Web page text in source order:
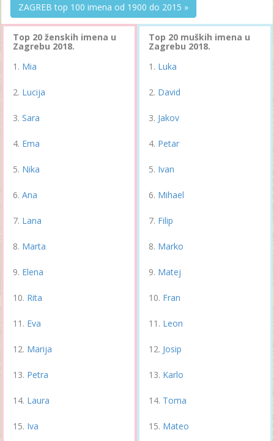
ZAGREB top 100 imena od 1900 do 2015 »
Top 20 ženskih imena u
Zagrebu 2018.
Mia
Lucija
Sara
Ema
Nika
Ana
Lana
Marta
Elena
Rita
Eva
Marija
Petra
Laura
Iva
Top 20 muških imena u
Zagrebu 2018.
Luka
David
Jakov
Petar
Ivan
Mihael
Filip
Marko
Matej
Fran
Leon
Josip
Karlo
Toma
Mateo